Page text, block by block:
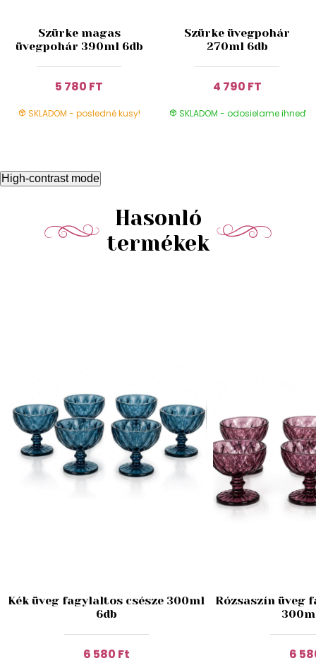
Szürke magas
üvegpohár 390ml 6db
5 780 FT
SKLADOM - posledné kusy!
Szürke üvegpohár
270ml 6db
4 790 FT
SKLADOM - odosielame ihneď
High-contrast mode
Hasonló
termékek
Kék üveg fagylaltos csésze 300ml
6db
6 580 Ft
Rózsaszín üveg
6